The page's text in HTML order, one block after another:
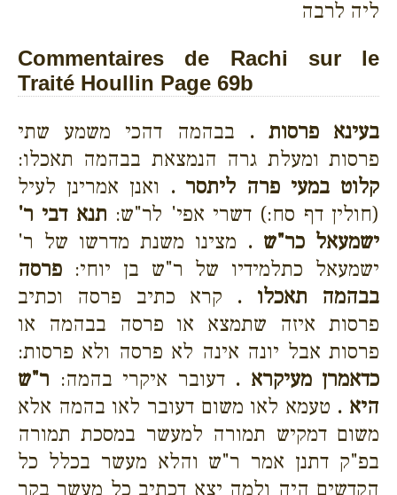
ליה לרבה
Commentaires de Rachi sur le
Traité Houllin Page 69b
בעינא פרסות . בבהמה דהכי משמע שתי
פרסות ומעלת גרה הנמצאת בבהמה תאכלו:
קלוט במעי פרה ליתסר . ואנן אמרינן לעיל
(חולין דף סח:) דשרי אפי' לר"ש: תנא דבי ר'
ישמעאל כר"ש . מצינו משנת מדרשו של ר'
ישמעאל כתלמידיו של ר"ש בן יוחי: פרסה
בבהמה תאכלו . קרא כתיב פרסה וכתיב
פרסות איזה שתמצא או פרסה בבהמה או
פרסות אבל יונה אינה לא פרסה ולא פרסות:
כדאמרן מעיקרא . דעובר איקרי בהמה: ר"ש
היא . טעמא לאו משום דעובר לאו בהמה אלא
משום דמקיש תמורה למעשר במסכת תמורה
בפ"ק דתנן אמר ר"ש והלא מעשר בכלל כל
הקדשים היה ולמה יצא דכתיב כל מעשר בקר